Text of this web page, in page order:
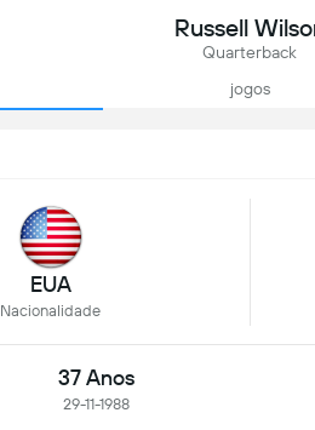
Russell
Quarterback
jogos
EUA
Nacionalidade
37 Anos
29-11-1988